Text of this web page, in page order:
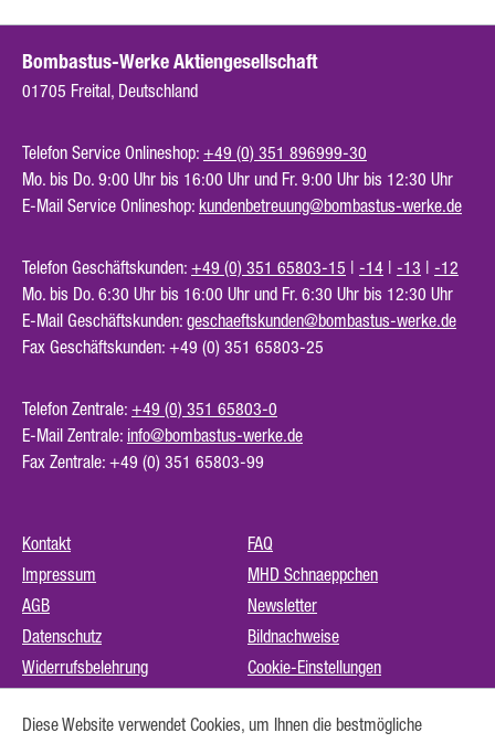
Bombastus-Werke Aktiengesellschaft
01705 Freital, Deutschland
Telefon Service Onlineshop: +49 (0) 351 896999-30
Mo. bis Do. 9:00 Uhr bis 16:00 Uhr und Fr. 9:00 Uhr bis 12:30 Uhr
E-Mail Service Onlineshop: kundenbetreuung@bombastus-werke.de
Telefon Geschäftskunden: +49 (0) 351 65803-15 | -14 | -13 | -12
Mo. bis Do. 6:30 Uhr bis 16:00 Uhr und Fr. 6:30 Uhr bis 12:30 Uhr
E-Mail Geschäftskunden: geschaeftskunden@bombastus-werke.de
Fax Geschäftskunden: +49 (0) 351 65803-25
Telefon Zentrale: +49 (0) 351 65803-0
E-Mail Zentrale: info@bombastus-werke.de
Fax Zentrale: +49 (0) 351 65803-99
Kontakt
Impressum
AGB
Datenschutz
Widerrufsbelehrung
FAQ
MHD Schnaeppchen
Newsletter
Bildnachweise
Cookie-Einstellungen
Barrierefreiheit
Diese Website verwendet Cookies, um Ihnen die bestmögliche